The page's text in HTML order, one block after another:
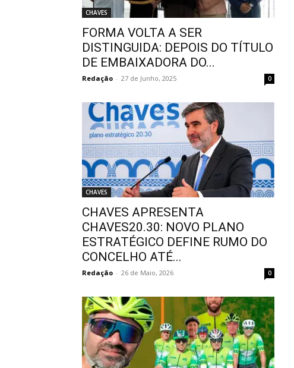
CHAVES
FORMA VOLTA A SER
DISTINGUIDA: DEPOIS DO TÍTULO
DE EMBAIXADORA DO...
Redação - 27 de Junho, 2025 0
CHAVES
CHAVES APRESENTA
CHAVES20.30: NOVO PLANO
ESTRATÉGICO DEFINE RUMO DO
CONCELHO ATÉ...
Redação - 26 de Maio, 2026 0